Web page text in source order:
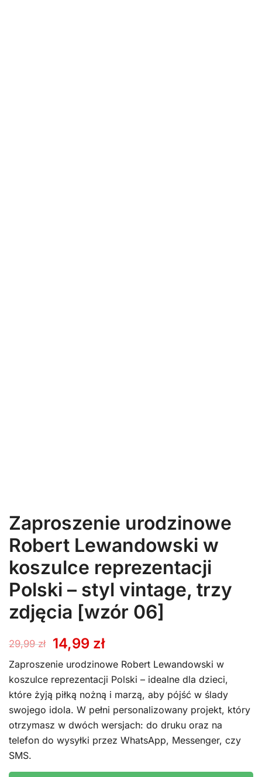
Zaproszenie urodzinowe
Robert Lewandowski w
koszulce reprezentacji
Polski – styl vintage, trzy
zdjęcia [wzór 06]
29,99zł
Pierwotna
cena
wynosiła:
29,99 zł.
14,99 złAktualna
cena
wynosi:
14,99 zł.
Zaproszenie urodzinowe Robert Lewandowski w
koszulce reprezentacji Polski – idealne dla dzieci,
które żyją piłką nożną i marzą, aby pójść w ślady
swojego idola. W pełni personalizowany projekt, który
otrzymasz w dwóch wersjach: do druku oraz na
telefon do wysyłki przez WhatsApp, Messenger, czy
SMS.